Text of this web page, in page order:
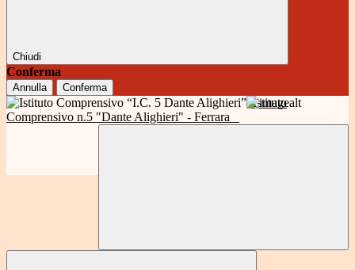
Chiudi
Conferma
Annulla Conferma
Istituto
Comprensivo n.5 "Dante Alighieri" - Ferrara